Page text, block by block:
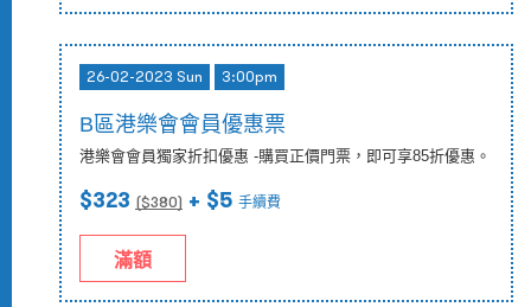
26-02-2023 Sun 3:00pm
B區港樂會會員優惠票
港樂會會員獨家折扣優惠 -購買正價門票，即可享85折優惠。
$323 ($380) + $5 手續費
滿額